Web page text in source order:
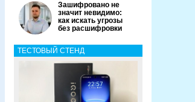
Зашифровано не
значит невидимо:
как искать угрозы
без расшифровки
ТЕСТОВЫЙ СТЕНД